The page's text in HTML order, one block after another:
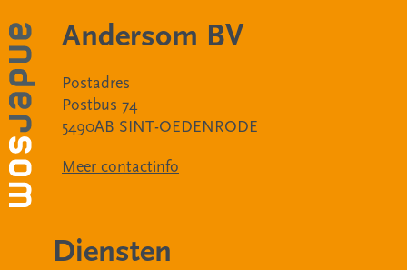
Andersom BV
Postadres
Postbus 74
5490AB SINT-OEDENRODE
Meer contactinfo
Diensten